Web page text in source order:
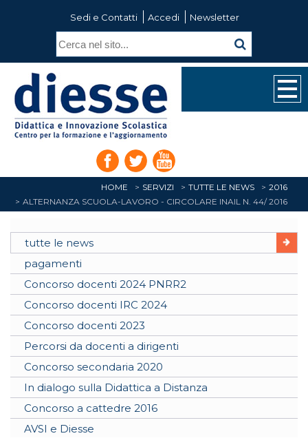
Sedi e Contatti Accedi Newsletter
HOME SERVIZI TUTTE LE NEWS
2016
ALTERNANZA SCUOLA-LAVORO - CIRCOLARE INAIL N. 44/ 2016
tutte le news
pagamenti
Concorso docenti 2024 PNRR2
Concorso docenti IRC 2024
Concorso docenti 2023
Percorsi da docenti a dirigenti
Concorso secondaria 2020
In dialogo sulla Didattica a Distanza
Concorso a cattedre 2016
AVSI e Diesse